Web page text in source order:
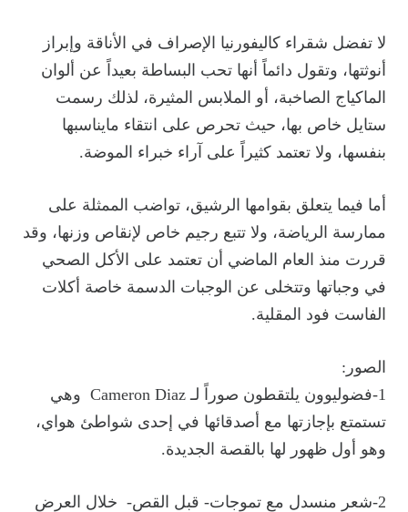
لا تفضل شقراء كاليفورنيا الإصراف في الأناقة وإبراز
أنوثتها، وتقول دائماً أنها تحب البساطة بعيداً عن ألوان
الماكياج الصاخبة، أو الملابس المثيرة، لذلك رسمت
ستايل خاص بها، حيث تحرص على انتقاء مايناسبها
بنفسها، ولا تعتمد كثيراً على آراء خبراء الموضة.
أما فيما يتعلق بقوامها الرشيق، تواضب الممثلة على
ممارسة الرياضة، ولا تتبع رجيم خاص لإنقاص وزنها، وقد
قررت منذ العام الماضي أن تعتمد على الأكل الصحي
في وجباتها وتتخلى عن الوجبات الدسمة خاصة أكلات
الفاست فود المقلية.
الصور:
1-فضوليوون يلتقطون صوراً لـ Cameron Diaz وهي
تستمتع بإجازتها مع أصدقائها في إحدى شواطئ هواي،
وهو أول ظهور لها بالقصة الجديدة.
2-شعر منسدل مع تموجات- قبل القص- خلال العرض